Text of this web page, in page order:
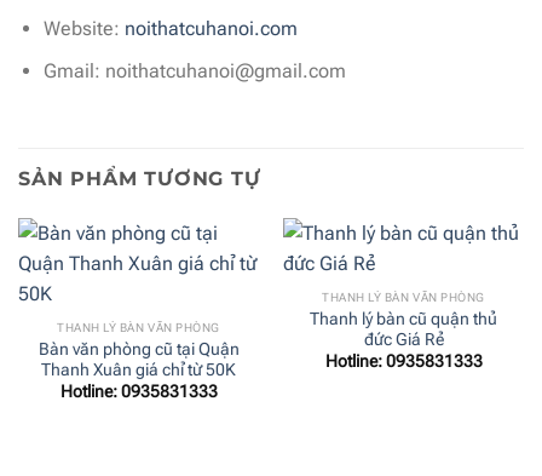
Website: noithatcuhanoi.com
Gmail: noithatcuhanoi@gmail.com
SẢN PHẨM TƯƠNG TỰ
THANH LÝ BÀN VĂN PHÒNG
Bàn văn phòng cũ tại Quận
Thanh Xuân giá chỉ từ 50K
Hotline: 0935831333
THANH LÝ BÀN VĂN PHÒNG
Thanh lý bàn cũ quận thủ
đức Giá Rẻ
Hotline: 0935831333